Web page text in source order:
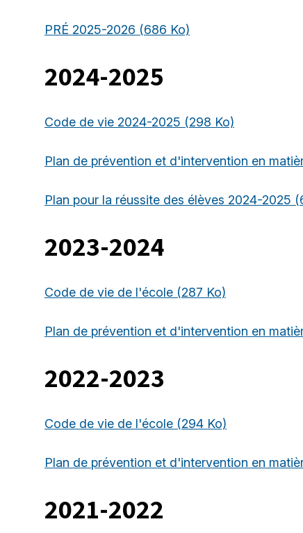
PRÉ 2025-2026 (686 Ko)
2024-2025
Code de vie 2024-2025 (298 Ko)
Plan de prévention et d'intervention en
Plan pour la réussite des élèves 2024-2025
2023-2024
Code de vie de l'école (287 Ko)
Plan de prévention et d'intervention en
2022-2023
Code de vie de l'école (294 Ko)
Plan de prévention et d'intervention en
2021-2022